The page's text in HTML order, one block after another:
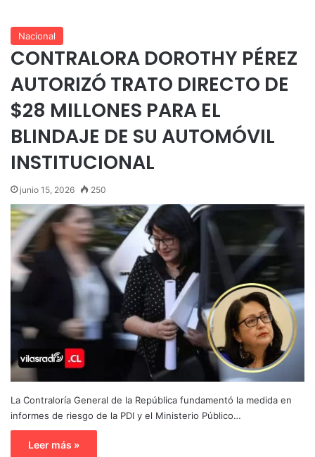
Nacional
CONTRALORA DOROTHY PÉREZ
AUTORIZÓ TRATO DIRECTO DE
$28 MILLONES PARA EL
BLINDAJE DE SU AUTOMÓVIL
INSTITUCIONAL
junio 15, 2026 250
La Contraloría General de la República fundamentó la medida en
informes de riesgo de la PDI y el Ministerio Público…
Leer más »